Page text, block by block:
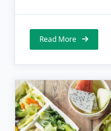
Read More